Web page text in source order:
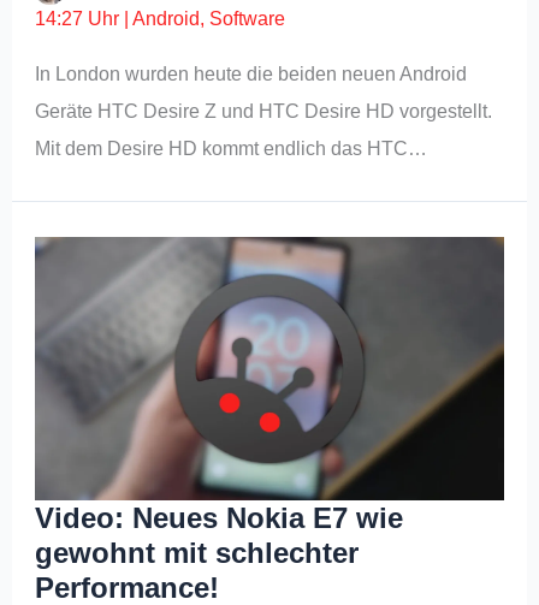
14:27 Uhr |Android, Software
In London wurden heute die beiden neuen Android
Geräte HTC Desire Z und HTC Desire HD vorgestellt.
Mit dem Desire HD kommt endlich das HTC…
Video: Neues Nokia E7 wie
gewohnt mit schlechter
Performance!